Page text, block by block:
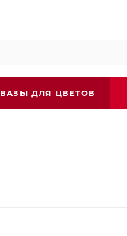
ВАЗЫ ДЛЯ ЦВЕТОВ